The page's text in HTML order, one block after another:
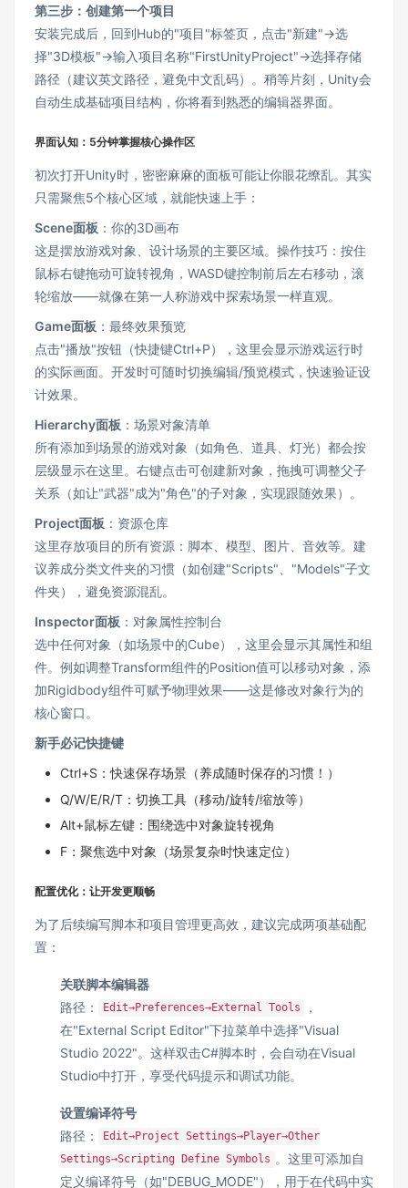
第三步：创建第一个项目
安装完成后，回到Hub的"项目"标签页，点击"新建"→选
择"3D模板"→输入项目名称"FirstUnityProject"→选择存储
路径（建议英文路径，避免中文乱码）。稍等片刻，Unity会
自动生成基础项目结构，你将看到熟悉的编辑器界面。
界面认知：5分钟掌握核心操作区
初次打开Unity时，密密麻麻的面板可能让你眼花缭乱。其实
只需聚焦5个核心区域，就能快速上手：
Scene面板 ：你的3D画布
这是摆放游戏对象、设计场景的主要区域。操作技巧：按住
鼠标右键拖动可旋转视角，WASD键控制前后左右移动，滚
轮缩放——就像在第一人称游戏中探索场景一样直观。
Game面板 ：最终效果预览
点击"播放"按钮（快捷键Ctrl+P），这里会显示游戏运行时
的实际画面。开发时可随时切换编辑/预览模式，快速验证设
计效果。
Hierarchy面板 ：场景对象清单
所有添加到场景的游戏对象（如角色、道具、灯光）都会按
层级显示在这里。右键点击可创建新对象，拖拽可调整父子
关系（如让"武器"成为"角色"的子对象，实现跟随效果）。
Project面板 ：资源仓库
这里存放项目的所有资源：脚本、模型、图片、音效等。建
议养成分类文件夹的习惯（如创建"Scripts"、"Models"子文
件夹），避免资源混乱。
Inspector面板 ：对象属性控制台
选中任何对象（如场景中的Cube），这里会显示其属性和组
件。例如调整Transform组件的Position值可以移动对象，添
加Rigidbody组件可赋予物理效果——这是修改对象行为的
核心窗口。
新手必记快捷键
Ctrl+S：快速保存场景（养成随时保存的习惯！）
Q/W/E/R/T：切换工具（移动/旋转/缩放等）
Alt+鼠标左键：围绕选中对象旋转视角
F：聚焦选中对象（场景复杂时快速定位）
配置优化：让开发更顺畅
为了后续编写脚本和项目管理更高效，建议完成两项基础配
置：
关联脚本编辑器
路径：
Edit→Preferences→External Tools
，
在"External Script Editor"下拉菜单中选择"Visual
Studio 2022"。这样双击C#脚本时，会自动在Visual
Studio中打开，享受代码提示和调试功能。
设置编译符号
路径：
Edit→Project Settings→Player→Other
Settings→Scripting Define Symbols 。这里可添加自
定义编译符号（如"DEBUG_MODE"），用于在代码中实